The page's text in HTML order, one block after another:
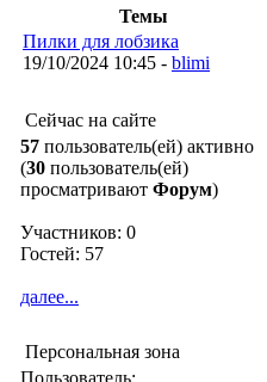
Темы
Пилки для лобзика
19/10/2024 10:45 - blimi
Сейчас на сайте
57 пользователь(ей) активно
(30 пользователь(ей)
просматривают Форум)
Участников: 0
Гостей: 57
далее...
Персональная зона
Пользователь: